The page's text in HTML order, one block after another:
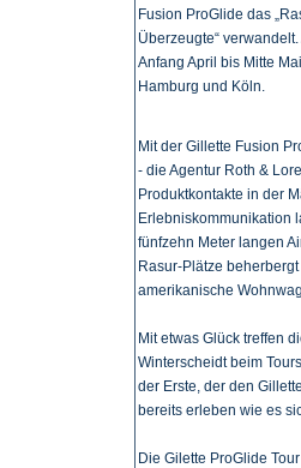
Fusion ProGlide das
Überzeugte“
Anfang April bis Mitte
Hamburg und Köln.
Mit der Gillette Fusion
- die Agentur Roth &
Produktkontakte in der
Erlebniskommunikation
fünfzehn Meter langen
Rasur-Plätze
amerikanische
Mit etwas Glück treffen
Winterscheidt beim
der Erste, der den
bereits erleben wie es
Die Gilette ProGlide